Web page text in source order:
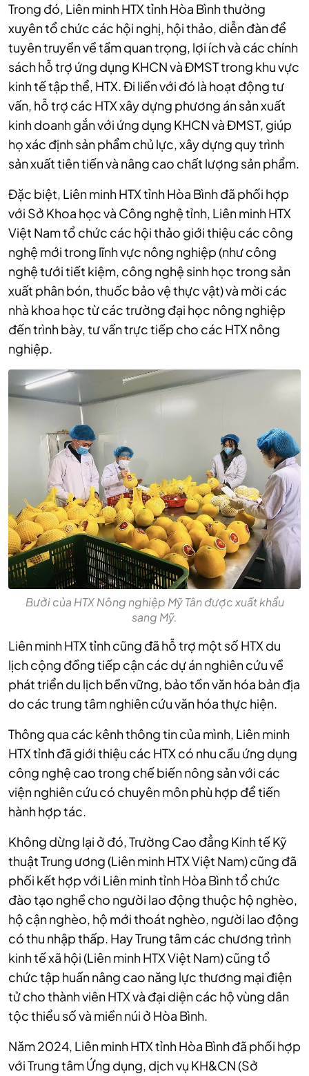
Trong đó, Liên minh HTX tỉnh Hòa Bình thường
xuyên tổ chức các hội nghị, hội thảo, diễn đàn để
tuyên truyền về tầm quan trọng, lợi ích và các chính
sách hỗ trợ ứng dụng KHCN và ĐMST trong khu vực
kinh tế tập thể, HTX. Đi liền với đó là hoạt động tư
vấn, hỗ trợ các HTX xây dựng phương án sản xuất
kinh doanh gắn với ứng dụng KHCN và ĐMST, giúp
họ xác định sản phẩm chủ lực, xây dựng quy trình
sản xuất tiên tiến và nâng cao chất lượng sản phẩm.
Đặc biệt, Liên minh HTX tỉnh Hòa Bình đã phối hợp
với Sở Khoa học và Công nghệ tỉnh, Liên minh HTX
Việt Nam tổ chức các hội thảo giới thiệu các công
nghệ mới trong lĩnh vực nông nghiệp (như công
nghệ tưới tiết kiệm, công nghệ sinh học trong sản
xuất phân bón, thuốc bảo vệ thực vật) và mời các
nhà khoa học từ các trường đại học nông nghiệp
đến trình bày, tư vấn trực tiếp cho các HTX nông
nghiệp.
Bưởi của HTX Nông nghiệp Mỹ Tân được xuất khẩu
sang Mỹ.
Liên minh HTX tỉnh cũng đã hỗ trợ một số HTX du
lịch cộng đồng tiếp cận các dự án nghiên cứu về
phát triển du lịch bền vững, bảo tồn văn hóa bản địa
do các trung tâm nghiên cứu văn hóa thực hiện.
Thông qua các kênh thông tin của mình, Liên minh
HTX tỉnh đã giới thiệu các HTX có nhu cầu ứng dụng
công nghệ cao trong chế biến nông sản với các
viện nghiên cứu có chuyên môn phù hợp để tiến
hành hợp tác.
Không dừng lại ở đó, Trường Cao đẳng Kinh tế Kỹ
thuật Trung ương (Liên minh HTX Việt Nam) cũng đã
phối kết hợp với Liên minh tỉnh Hòa Bình tổ chức
đào tạo nghề cho người lao động thuộc hộ nghèo,
hộ cận nghèo, hộ mới thoát nghèo, người lao động
có thu nhập thấp. Hay Trung tâm các chương trình
kinh tế xã hội (Liên minh HTX Việt Nam) cũng tổ
chức tập huấn nâng cao năng lực thương mại điện
tử cho thành viên HTX và đại diện các hộ vùng dân
tộc thiểu số và miền núi ở Hòa Bình.
Năm 2024, Liên minh HTX tỉnh Hòa Bình đã phối hợp
với Trung tâm Ứng dụng, dịch vụ KH&CN (Sở